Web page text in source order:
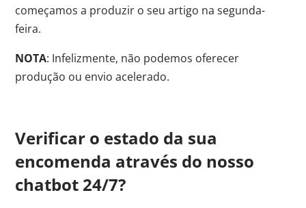
começamos a produzir o seu artigo na segunda-
feira.
NOTA: Infelizmente, não podemos oferecer
produção ou envio acelerado.
Verificar o estado da sua
encomenda através do nosso
chatbot 24/7?